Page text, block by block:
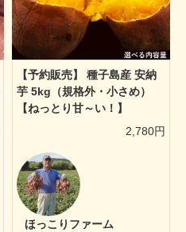
【予約販売】 種子島産 安納
芋 5kg（規格外・小さめ）
【ねっとり甘～い！】
2,780円
ほっこりファーム